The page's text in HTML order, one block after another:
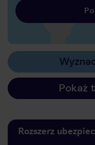
Pokaż
Rozszerz